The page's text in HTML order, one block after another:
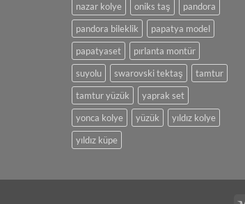
nazar kolye
oniks taş
pandora
pandora bileklik
papatya model
papatyaset
pırlanta montür
suyolu
swarovski tektaş
tamtur
tamtur yüzük
yaprak set
yonca kolye
yüzük
yıldız kolye
yıldız küpe